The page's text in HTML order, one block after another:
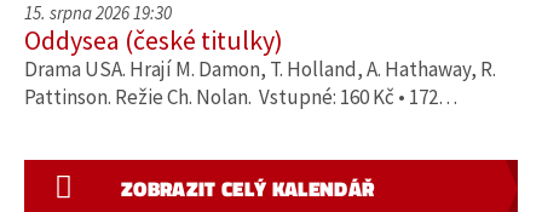
15. srpna 2026 19:30
Oddysea (české titulky)
Drama USA. Hrají M. Damon, T. Holland, A. Hathaway, R.
Pattinson. Režie Ch. Nolan. Vstupné: 160 Kč • 172…
ZOBRAZIT CELÝ KALENDÁŘ